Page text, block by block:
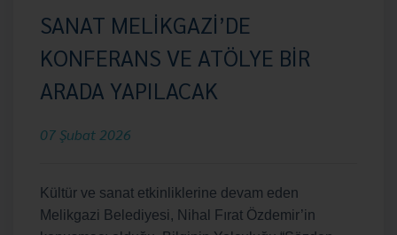
SANAT MELİKGAZİ’DE
KONFERANS VE ATÖLYE BİR
ARADA YAPILACAK
07 Şubat 2026
Kültür ve sanat etkinliklerine devam eden
Melikgazi Belediyesi, Nihal Fırat Özdemir’in